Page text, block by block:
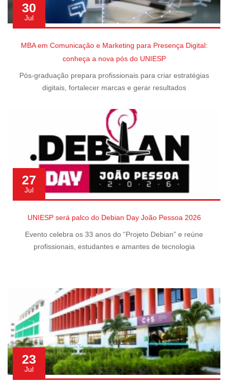
30
Jul
MBA em Comunicação e Marketing para Presença Digital:
conheça a nova pós do UNIESP
Pós-graduação prepara profissionais para criar estratégias
digitais, fortalecer marcas e gerar resultados
27
Jul
UNIESP será palco do Debian Day João Pessoa 2026
Evento celebra os 33 anos do “Projeto Debian” e reúne
profissionais, estudantes e amantes de tecnologia
23
Jul